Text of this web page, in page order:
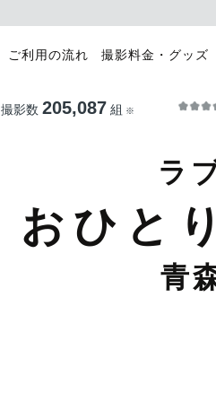
ご利用の流れ 撮影料金・グッズ
撮影数 205,087 組 ※
ラ
おひと
青